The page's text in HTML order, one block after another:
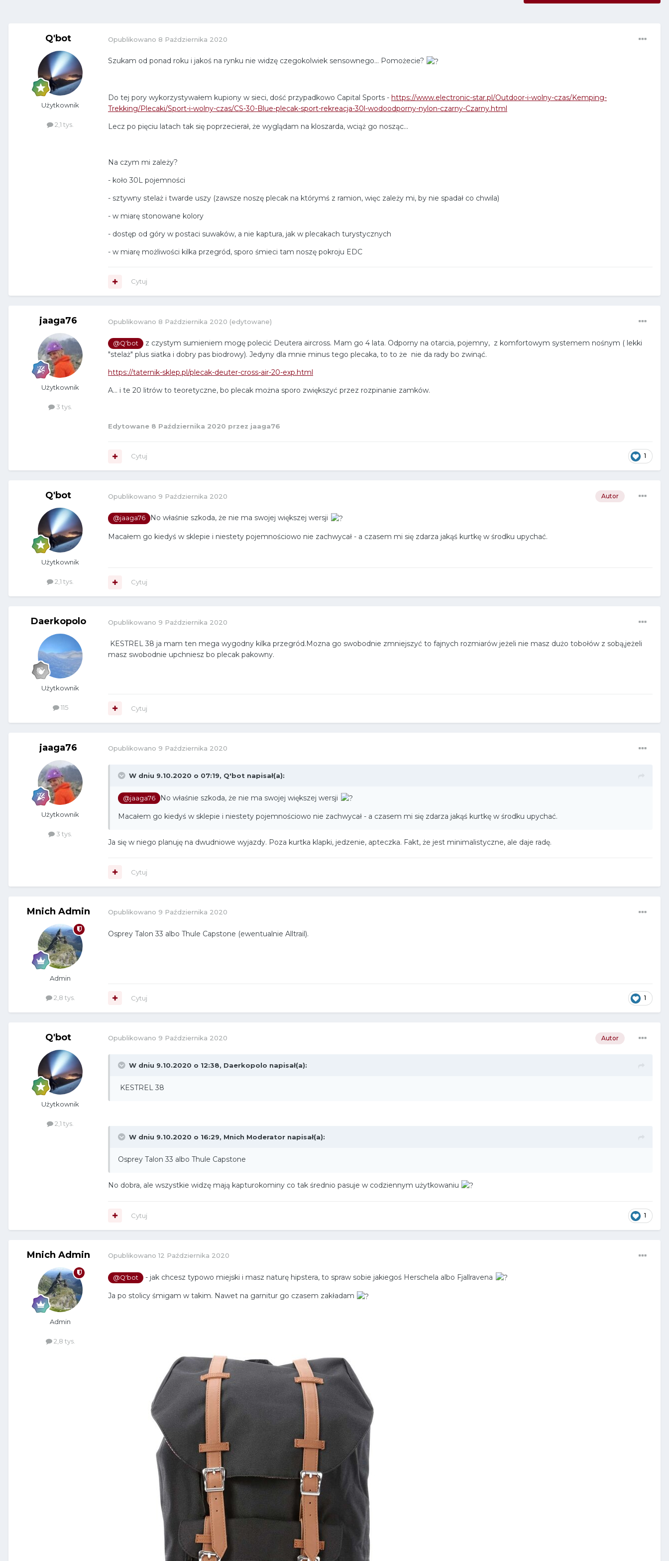
Q'bot
Użytkownik
2,1 tys.
Opublikowano 8 Października 2020
Szukam od ponad roku i jakoś na rynku nie widzę czegokolwiek sensownego... Pomożecie?
Do tej pory wykorzystywałem kupiony w sieci, dość przypadkowo Capital Sports - https://www.electronic-star.pl/Outdoor-i-wolny-czas/Kemping-
Trekking/Plecaki/Sport-i-wolny-czas/CS-30-Blue-plecak-sport-rekreacja-30l-wodoodporny-nylon-czarny-Czarny.html
Lecz po pięciu latach tak się poprzecierał, że wyglądam na kloszarda, wciąż go nosząc...
Na czym mi zależy?
- koło 30L pojemności
- sztywny stelaż i twarde uszy (zawsze noszę plecak na którymś z ramion, więc zależy mi, by nie spadał co chwila)
- w miarę stonowane kolory
- dostęp od góry w postaci suwaków, a nie kaptura, jak w plecakach turystycznych
- w miarę możliwości kilka przegród, sporo śmieci tam noszę pokroju EDC
Cytuj
jaaga76
Użytkownik
3 tys.
Opublikowano 8 Października 2020 (edytowane)
@Q'bot
z czystym sumieniem mogę polecić Deutera aircross. Mam go 4 lata. Odporny na otarcia, pojemny, z komfortowym systemem nośnym ( lekki
"stelaż" plus siatka i dobry pas biodrowy). Jedyny dla mnie minus tego plecaka, to to że nie da rady bo zwinąć.
https://taternik-sklep.pl/plecak-deuter-cross-air-20-exp.html
A... i te 20 litrów to teoretyczne, bo plecak można sporo zwiększyć przez rozpinanie zamków.
Edytowane 8 Października 2020 przez jaaga76
1
Cytuj
Q'bot
Użytkownik
2,1 tys.
Autor
Opublikowano 9 Października 2020
@jaaga76 No właśnie szkoda, że nie ma swojej większej wersji
Macałem go kiedyś w sklepie i niestety pojemnościowo nie zachwycał - a czasem mi się zdarza jakąś kurtkę w środku upychać.
Cytuj
Daerkopolo
Użytkownik
115
Opublikowano 9 Października 2020
KESTREL 38 ja mam ten mega wygodny kilka przegród.Mozna go swobodnie zmniejszyć to fajnych rozmiarów jeżeli nie masz dużo tobołów z sobą,jeżeli
masz swobodnie upchniesz bo plecak pakowny.
Cytuj
jaaga76
Użytkownik
3 tys.
Opublikowano 9 Października 2020
W dniu 9.10.2020 o 07:19, Q'bot napisał(a):
@jaaga76 No właśnie szkoda, że nie ma swojej większej wersji
Macałem go kiedyś w sklepie i niestety pojemnościowo nie zachwycał - a czasem mi się zdarza jakąś kurtkę w środku upychać.
Ja się w niego planuję na dwudniowe wyjazdy. Poza kurtka klapki, jedzenie, apteczka. Fakt, że jest minimalistyczne, ale daje radę.
Cytuj
Mnich Admin
Admin
2,8 tys.
Opublikowano 9 Października 2020
Osprey Talon 33 albo Thule Capstone (ewentualnie Alltrail).
1
Cytuj
Q'bot
Użytkownik
2,1 tys.
Autor
Opublikowano 9 Października 2020
W dniu 9.10.2020 o 12:38, Daerkopolo napisał(a):
KESTREL 38
W dniu 9.10.2020 o 16:29, Mnich Moderator napisał(a):
Osprey Talon 33 albo Thule Capstone
No dobra, ale wszystkie widzę mają kapturokominy co tak średnio pasuje w codziennym użytkowaniu
1
Cytuj
Mnich Admin
Admin
2,8 tys.
Opublikowano12 Października 2020
@Q'bot - jak chcesz typowo miejski i masz naturę hipstera, to spraw sobie jakiegoś Herschela albo Fjallravena
Ja po stolicy śmigam w takim. Nawet na garnitur go czasem zakładam